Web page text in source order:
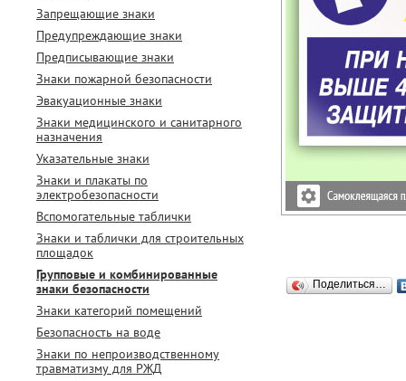
Запрещающие знаки
Предупреждающие знаки
Предписывающие знаки
Знаки пожарной безопасности
Эвакуационные знаки
Знаки медицинского и санитарного
назначения
Указательные знаки
Знаки и плакаты по
электробезопасности
Вспомогательные таблички
Знаки и таблички для строительных
площадок
Групповые и комбинированные
знаки безопасности
Знаки категорий помещений
Безопасность на воде
Знаки по непроизводственному
травматизму для РЖД
Поделиться…